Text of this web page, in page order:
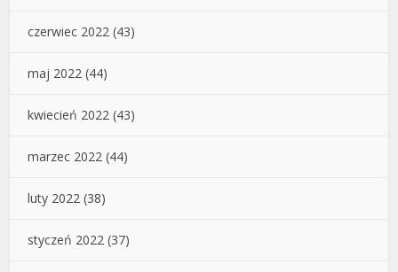
czerwiec 2022 (43)
maj 2022 (44)
kwiecień 2022 (43)
marzec 2022 (44)
luty 2022 (38)
styczeń 2022 (37)